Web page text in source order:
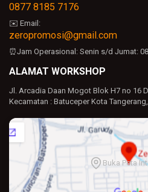
0877 8185 7176
✉️ Email:
zeropromosi@gmail.com
⏰Jam Operasional: Senin s/d Jumat:
ALAMAT WORKSHOP
Jl. Arcadia Daan Mogot Blok H7 no 16
Kecamatan : Batuceper Kota
Buka Peta